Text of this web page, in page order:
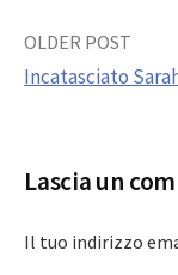
Post
OLDER POST
Incatasciato
Lascia un
Il tuo indirizzo